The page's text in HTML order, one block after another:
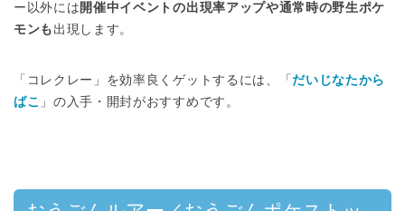
ー以外には 開催中イベントの出現率アップや通常時の野生ポケ
モンも 出現します。
「コレクレー」を効率良くゲットするには、「 だいじなたから
ばこ 」の入手・開封がおすすめです。